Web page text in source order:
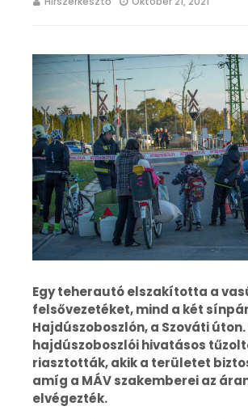
Egy teherautó elszakította a
felsővezetéket, mind a két
Hajdúszoboszlón, a Szováti úton.
hajdúszoboszlói hivatásos
riasztották, akik a területet
amíg a MÁV szakemberei az
elvégezték.